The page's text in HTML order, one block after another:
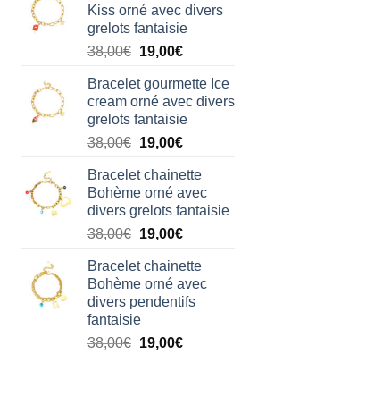
était :
38,00€.
est :
19,00€.
Kiss orné avec divers
grelots fantaisie
38,00€ Le
initial
était :
38,00€.
19,00€Le
actuel
est :
19,00€.
Bracelet gourmette Ice
cream orné avec divers
grelots fantaisie
38,00€ Le
initial
était :
38,00€.
19,00€Le
actuel
est :
19,00€.
Bracelet chainette
Bohème orné avec
divers grelots fantaisie
38,00€ Le
initial
était :
38,00€.
19,00€Le
actuel
est :
19,00€.
Bracelet chainette
Bohème orné avec
divers pendentifs
fantaisie
38,00€ Le
19,00€Le